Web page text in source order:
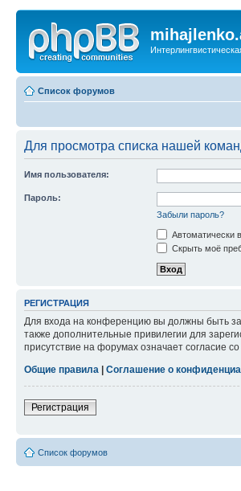
Список форумов
Для просмотра списка нашей
Имя пользователя:
Пароль:
Забыли пароль?
Автоматически
Скрыть моё
РЕГИСТРАЦИЯ
Для входа на конференцию вы должны быть
также дополнительные привилегии для
присутствие на форумах означает согласие со
Общие правила
Соглашение о
Регистрация
Список форумов